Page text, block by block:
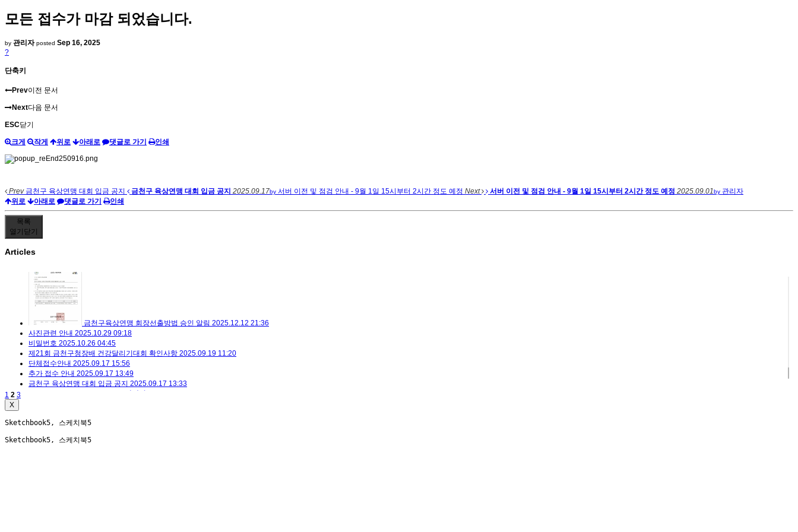
모든 접수가 마감 되었습니다.
by 관리자 posted Sep 16, 2025
?
단축키
Prev이전 문서
Next다음 문서
ESC닫기
크게 작게 위로 아래로 댓글로 가기 인쇄
Prev금천구 육상연맹 대회 입금 공지 금천구 육상연맹 대회 입금 공지 2025.09.17by 서버 이전 및 점검 안내 - 9월 1일 15시부터 2시간 정도 예정 Next 서버 이전 및 점검 안내 - 9월 1일 15시부터 2시간 정도 예정 2025.09.01by 관리자
위로
아래로 댓글로 가기 인쇄
목록
열기 닫기
Articles
금천구육상연맹 회장선출방법 승인 알림 2025.12.12 21:36
사진관련 안내 2025.10.29 09:18
비밀번호 2025.10.26 04:45
제21회 금천구청장배 건강달리기대회 확인사항 2025.09.19 11:20
단체접수안내 2025.09.17 15:56
추가 접수 안내 2025.09.17 13:49
금천구 육상연맹 대회 입금 공지 2025.09.17 13:33
1 2 3
X
Sketchbook5, 스케치북5
Sketchbook5, 스케치북5